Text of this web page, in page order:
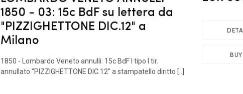
1850 - 03: 15c BdF su lettera da
"PIZZIGHETTONE DIC.12" a
Milano
1850 - Lombardo Veneto annulli: 15c BdF I tipo I tir.
annullato "PIZZIGHETTONE DIC.12" a stampatello diritto [..]